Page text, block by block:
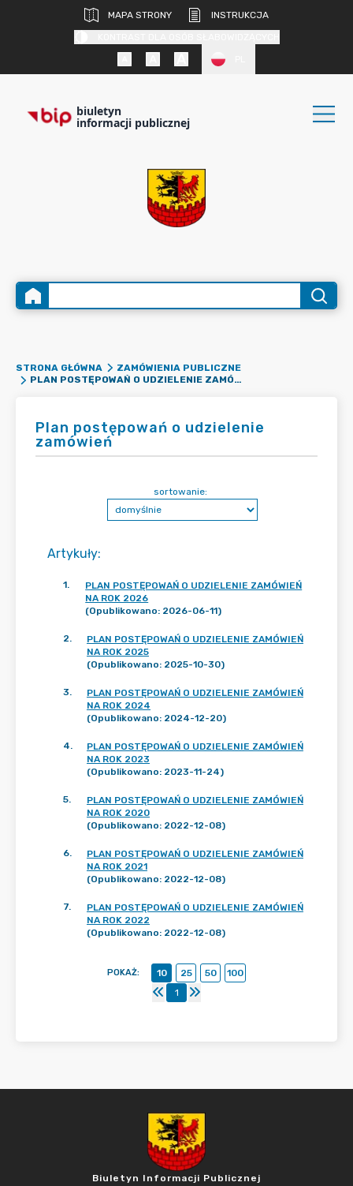
MAPA STRONY
INSTRUKCJA
biuletyn
informacji publicznej
STRONA GŁÓWNA
ZAMÓWIENIA PUBLICZNE
PLAN POSTĘPOWAŃ O UDZIELENIE ZAMÓWIEŃ
Plan postępowań o udzielenie
zamówień
Artykuły:
sortowanie:
1.
PLAN POSTĘPOWAŃ O UDZIELENIE ZAMÓWIEŃ
NA ROK 2026
(Opublikowano: 2026-06-11)
2.
PLAN POSTĘPOWAŃ O UDZIELENIE ZAMÓWIEŃ
NA ROK 2025
(Opublikowano: 2025-10-30)
3.
PLAN POSTĘPOWAŃ O UDZIELENIE ZAMÓWIEŃ
NA ROK 2024
(Opublikowano: 2024-12-20)
4.
PLAN POSTĘPOWAŃ O UDZIELENIE ZAMÓWIEŃ
NA ROK 2023
(Opublikowano: 2023-11-24)
5.
PLAN POSTĘPOWAŃ O UDZIELENIE ZAMÓWIEŃ
NA ROK 2020
(Opublikowano: 2022-12-08)
6.
PLAN POSTĘPOWAŃ O UDZIELENIE ZAMÓWIEŃ
NA ROK 2021
(Opublikowano: 2022-12-08)
7.
PLAN POSTĘPOWAŃ O UDZIELENIE ZAMÓWIEŃ
NA ROK 2022
(Opublikowano: 2022-12-08)
POKAŻ: 10 25 50
100
1
Biuletyn Informacji Publicznej